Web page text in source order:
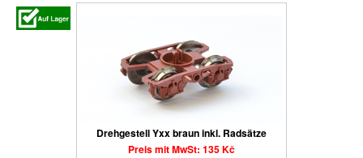
Drehgestell Yxx braun inkl. Radsätze
Preis mit MwSt: 135 Kč